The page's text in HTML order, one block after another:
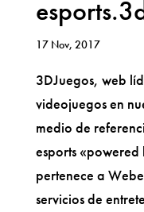
17 Nov, 2017
3DJuegos, web
videojuegos en
medio de
esports
pertenece a
servicios de